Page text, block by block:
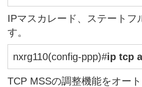
IPマスカレード、ステート
す。
nxrg110(config-ppp)#ip tcp
TCP MSSの調整機能をオート